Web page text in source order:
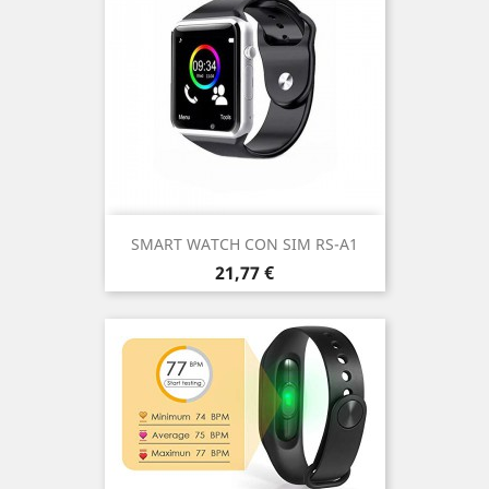
SMART WATCH CON SIM RS-A1
Precio
21,77 €